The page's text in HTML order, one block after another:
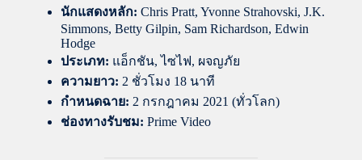
นักแสดงหลัก: Chris Pratt, Yvonne Strahovski, J.K.
Simmons, Betty Gilpin, Sam Richardson, Edwin
Hodge
ประเภท: แอ็กชัน, ไซไฟ, ผจญภัย
ความยาว: 2 ชั่วโมง 18 นาที
กำหนดฉาย: 2 กรกฎาคม 2021 (ทั่วโลก)
ช่องทางรับชม: Prime Video